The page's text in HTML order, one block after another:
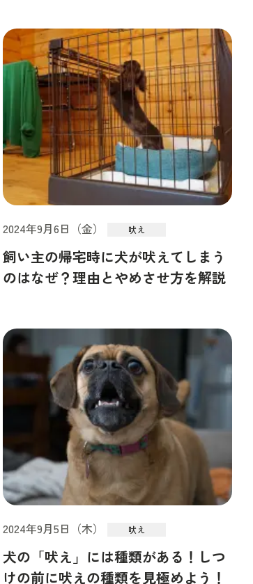
2024年9月6日（金） 吠え
飼い主の帰宅時に犬が吠えてしまう
のはなぜ？理由とやめさせ方を解説
2024年9月5日（木） 吠え
犬の「吠え」には種類がある！しつ
けの前に吠えの種類を見極めよう！